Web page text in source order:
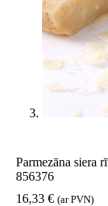
Parmezāna siera
856376
16,33 € (ar PVN)